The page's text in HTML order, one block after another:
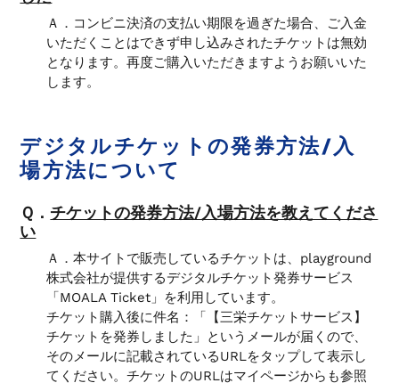
Ａ．コンビニ決済の支払い期限を過ぎた場合、ご入金
いただくことはできず申し込みされたチケットは無効
となります。再度ご購入いただきますようお願いいた
します。
デジタルチケットの発券方法/入
場方法について
Ｑ． チケットの発券方法/入場方法を教えてくださ
い
Ａ．本サイトで販売しているチケットは、playground
株式会社が提供するデジタルチケット発券サービス
「MOALA Ticket」を利用しています。
チケット購入後に件名：「【三栄チケットサービス 】
チケットを発券しました」というメールが届くので、
そのメールに記載されているURLをタップして表示し
てください。チケットのURLはマイページからも参照